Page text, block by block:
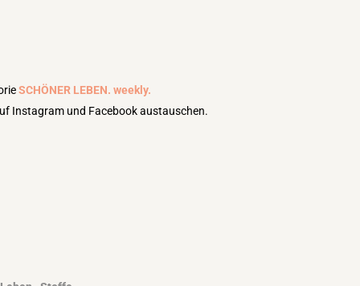
SCHÖNER LEBEN. weekly.
Instagram und Facebook austauschen.